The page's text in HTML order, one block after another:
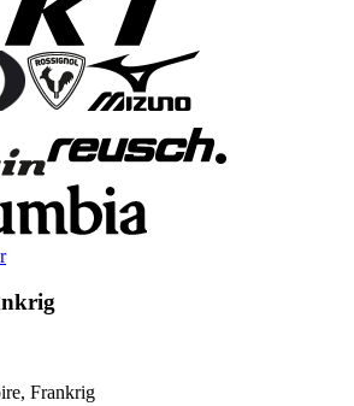
Frankrig